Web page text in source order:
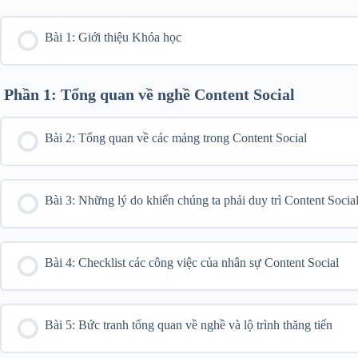
Bài 1: Giới thiệu Khóa học
Phần 1: Tổng quan về nghề Content Social
Bài 2: Tổng quan về các mảng trong Content Social
Bài 3: Những lý do khiến chúng ta phải duy trì Content Social
Bài 4: Checklist các công việc của nhân sự Content Social
Bài 5: Bức tranh tổng quan về nghề và lộ trình thăng tiến